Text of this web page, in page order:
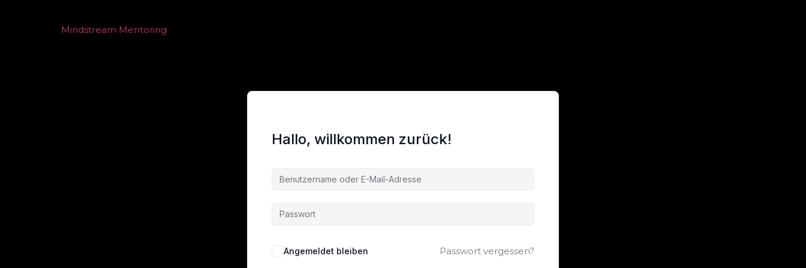
Mindstream Mentoring
Hallo, willkommen zurück!
Angemeldet bleiben Passwort vergessen?